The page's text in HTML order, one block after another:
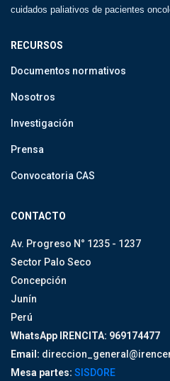
cuidados paliativos de pacientes
RECURSOS
Documentos normativos
Nosotros
Investigación
Prensa
Convocatoria CAS
CONTACTO
Av. Progreso N° 1235 - 1237
Sector Palo Seco
Concepción
Junín
Perú
WhatsApp IRENCITA: 969174477
Email:
Mesa partes: SISDORE